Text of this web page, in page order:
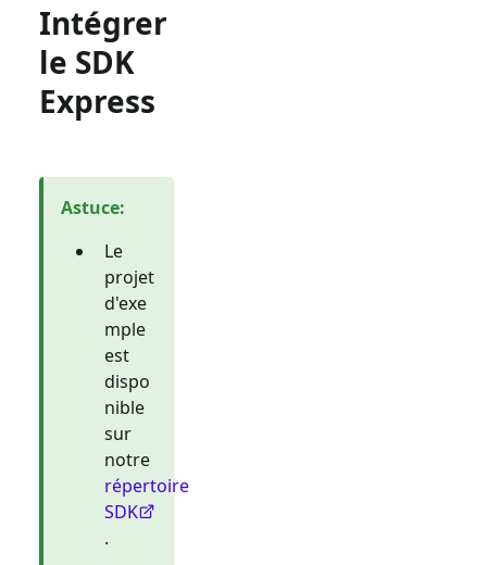
Intégrer
le SDK
Express
Astuce:
Le
projet
d'exe
mple
est
dispo
nible
sur
notre
répertoire
SDK
.